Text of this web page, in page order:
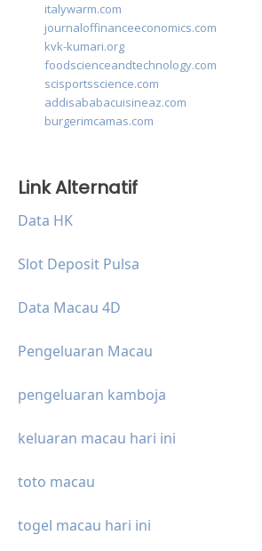
italywarm.com
journaloffinanceeconomics.com
kvk-kumari.org
foodscienceandtechnology.com
scisportsscience.com
addisababacuisineaz.com
burgerimcamas.com
Link Alternatif
Data HK
Slot Deposit Pulsa
Data Macau 4D
Pengeluaran Macau
pengeluaran kamboja
keluaran macau hari ini
toto macau
togel macau hari ini